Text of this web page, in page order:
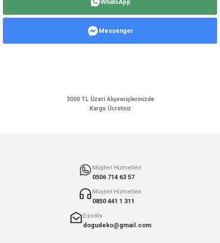
Ürün resmi kalitesiz, bozuk veya görüntülenemiyor.
WhatsApp
Messenger
3000 TL Üzeri Alışverişlerinizde
Kargo Ücretsiz
Müşteri Hizmetleri
0506 714 63 57
Müşteri Hizmetleri
0850 441 1 311
E-posta
dogudeko@gmail.com